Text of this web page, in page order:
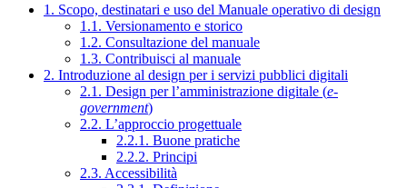
1. Scopo, destinatari e uso del Manuale operativo di design
1.1. Versionamento e storico
1.2. Consultazione del manuale
1.3. Contribuisci al manuale
2. Introduzione al design per i servizi pubblici digitali
2.1. Design per l’amministrazione digitale (e-
government)
2.2. L’approccio progettuale
2.2.1. Buone pratiche
2.2.2. Principi
2.3. Accessibilità